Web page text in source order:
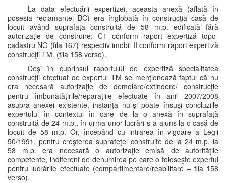
La data efectuării expertizei, aceasta anexă (aflată în
posesia reclamantei BC) era înglobată în construcţia casă de
locuit având suprafaţa construită de 58 m.p. edificată fără
autorizaţie de construire: C1 conform raport expertiză topo-
cadastru NG (fila 167) respectiv imobil II conform raport expertiză
construcţii TM. (fila 158 verso).
Deşi în cuprinsul raportului de expertiză specialitatea
construcţii efectuat de expertul TM se menţionează faptul că nu
era necesară autorizaţie de demolare/extindere/ construcţie
pentru îmbunătăţirile/reparaţiile efectuate în anii 2007/2008
asupra anexei existente, instanţa nu-şi poate însuşi concluziile
expertului în contextul în care de la o anexă în suprafaţă
construită de 24 m.p., în urma unor lucrări s-a ajuns la o casă de
locuit de 58 m.p. Or, începând cu intrarea în vigoare a Legii
50/1991, pentru creşterea suprafeţei construite de la 24 m.p. la
58 m.p. era necesară o autorizaţie emisă de autorităţile
competente, indiferent de denumirea pe care o foloseşte expertul
pentru lucrările efectuate (compartimentare/reabilitare – fila 158
verso).